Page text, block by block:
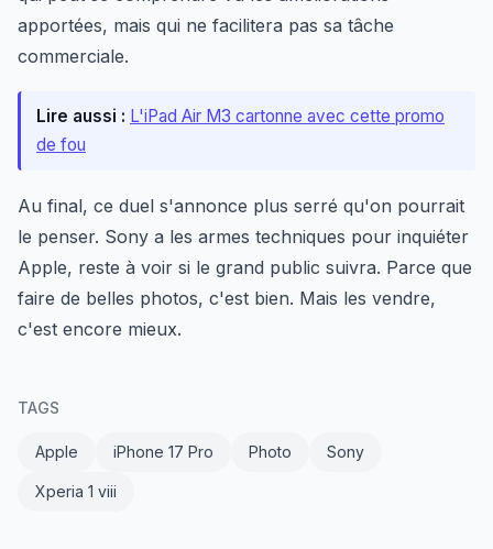
apportées, mais qui ne facilitera pas sa tâche
commerciale.
Lire aussi : L'iPad Air M3 cartonne avec cette promo
de fou
Au final, ce duel s'annonce plus serré qu'on pourrait
le penser. Sony a les armes techniques pour inquiéter
Apple, reste à voir si le grand public suivra. Parce que
faire de belles photos, c'est bien. Mais les vendre,
c'est encore mieux.
TAGS
Apple iPhone 17 Pro Photo Sony
Xperia 1 viii